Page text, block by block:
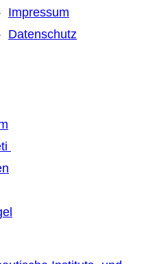
Impressum
Datenschutz